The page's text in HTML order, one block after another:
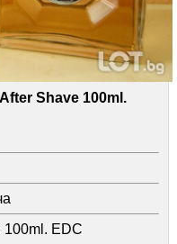
Shave 100ml.
EDC